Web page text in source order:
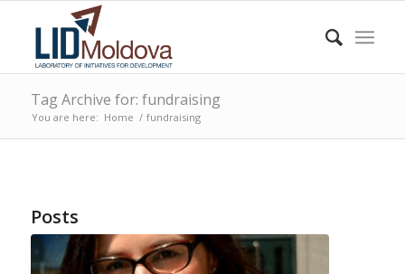
Tag Archive for: fundraising
You are here: Home / fundraising
Posts